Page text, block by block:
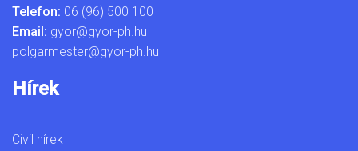
Telefon: 06 (96) 500 100
Email: gyor@gyor-ph.hu
polgarmester@gyor-ph.hu
Hírek
Civil hírek